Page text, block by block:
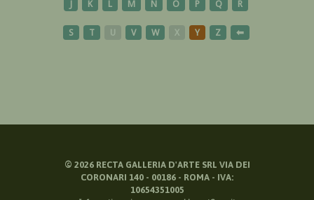
J K L M N O P Q R
S T U V W X Y Z ⬅
© 2026RECTA GALLERIA D'ARTE SRL VIA DEI
CORONARI 140 - 00186 - ROMA - IVA:
10654351005